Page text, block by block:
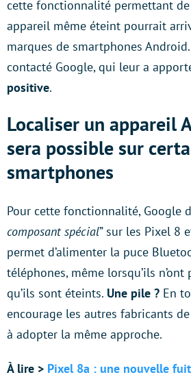
cette fonctionnalité permettant
appareil même éteint pourrait
marques de smartphones
contacté Google, qui leur a
positive.
Localiser un appareil
sera possible sur
smartphones
Pour cette fonctionnalité, Google
composant spécial” sur les Pixel 8
permet d’alimenter la puce
téléphones, même lorsqu’ils
qu’ils sont éteints. Une pile ? En
encourage les autres fabricants
à adopter la même approche.
À lire > Pixel 8a : une nouvelle